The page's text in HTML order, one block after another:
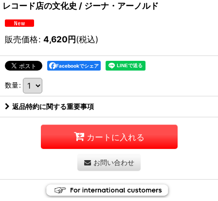
レコード店の文化史 / ジーナ・アーノルド
販売価格: 4,620円(税込)
Facebookでシェア
数量:
返品特約に関する重要事項
カートに入れる
お問い合わせ